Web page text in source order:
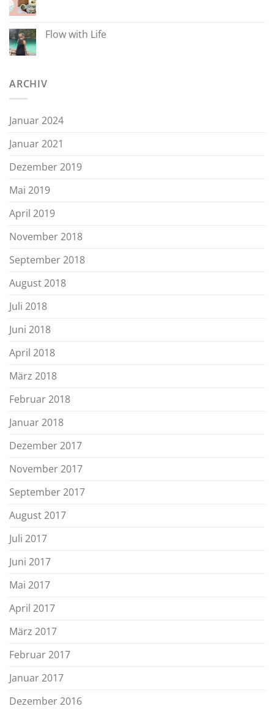
Flow with Life
ARCHIV
Januar 2024
Januar 2021
Dezember 2019
Mai 2019
April 2019
November 2018
September 2018
August 2018
Juli 2018
Juni 2018
April 2018
März 2018
Februar 2018
Januar 2018
Dezember 2017
November 2017
September 2017
August 2017
Juli 2017
Juni 2017
Mai 2017
April 2017
März 2017
Februar 2017
Januar 2017
Dezember 2016